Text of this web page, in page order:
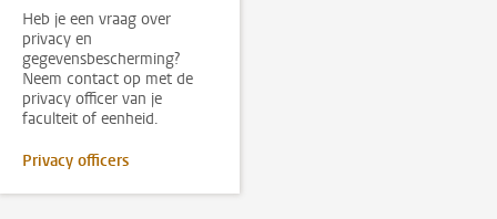
Heb je een vraag over
privacy en
gegevensbescherming?
Neem contact op met de
privacy officer van je
faculteit of eenheid.
Privacy officers